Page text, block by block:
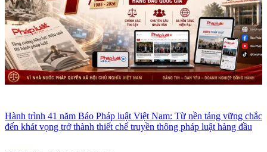
Hành trình 41 năm Báo Pháp luật Việt Nam: Từ nền tảng vững chắc
đến khát vọng trở thành thiết chế truyền thông pháp luật hàng đầu